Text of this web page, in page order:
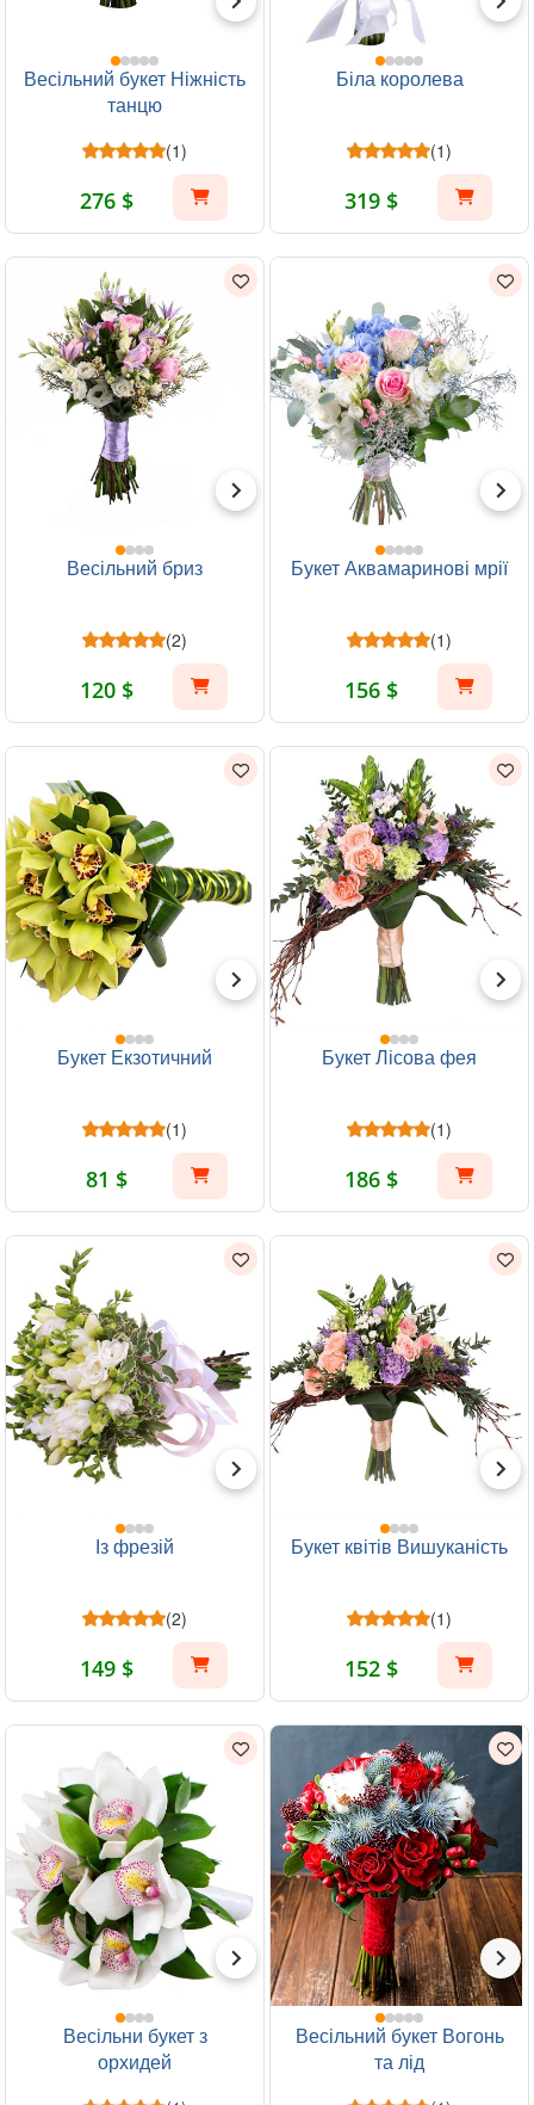
Весільний букет Ніжність
танцю
(1)
276 $
Біла королева
(1)
319 $
Весільний бриз
(2)
120 $
Букет Аквамаринові мрії
(1)
156 $
Букет Екзотичний
(1)
81 $
Букет Лісова фея
(1)
186 $
Із фрезій
(2)
149 $
Букет квітів Вишуканість
(1)
152 $
Весільни букет з
орхидей
Весільний букет Вогонь
та лід